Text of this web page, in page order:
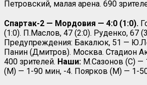
Петровский, малая арена. 690
Спартак-2 — Мордовия — 4:0 (1:0).
(1:0). П.Маслов, 47 (2:0). Руденко, 67
Предупреждения: Бакалюк, 51 —
Панин (Дмитров). Москва. Стадион
400 зрителей. Наши: М.Сазонов (С) —
(М) — 1-90 мин, -4. Поярков (М) — 1-